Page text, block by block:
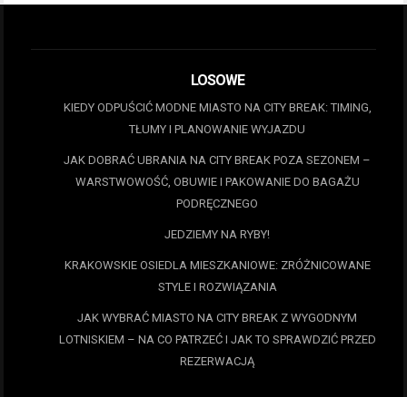
LOSOWE
KIEDY ODPUŚCIĆ MODNE MIASTO NA CITY BREAK: TIMING,
TŁUMY I PLANOWANIE WYJAZDU
JAK DOBRAĆ UBRANIA NA CITY BREAK POZA SEZONEM –
WARSTWOWOŚĆ, OBUWIE I PAKOWANIE DO BAGAŻU
PODRĘCZNEGO
JEDZIEMY NA RYBY!
KRAKOWSKIE OSIEDLA MIESZKANIOWE: ZRÓŻNICOWANE
STYLE I ROZWIĄZANIA
JAK WYBRAĆ MIASTO NA CITY BREAK Z WYGODNYM
LOTNISKIEM – NA CO PATRZEĆ I JAK TO SPRAWDZIĆ PRZED
REZERWACJĄ